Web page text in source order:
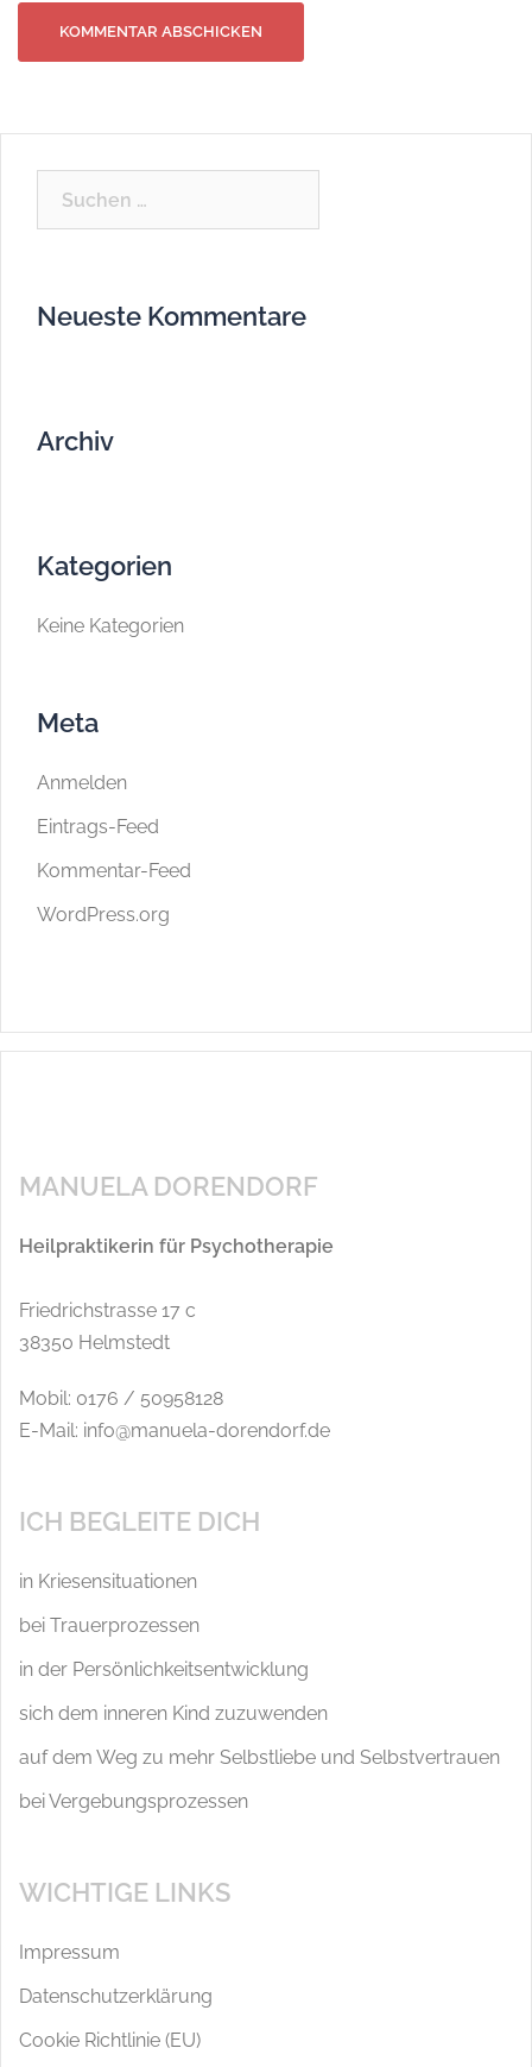
Neueste Kommentare
Archiv
Kategorien
Keine Kategorien
Meta
Anmelden
Eintrags-Feed
Kommentar-Feed
WordPress.org
MANUELA DORENDORF
Heilpraktikerin für Psychotherapie
Friedrichstrasse 17 c
38350 Helmstedt
Mobil: 0176 / 50958128
E-Mail: info@manuela-dorendorf.de
ICH BEGLEITE DICH
in Kriesensituationen
bei Trauerprozessen
in der Persönlichkeitsentwicklung
sich dem inneren Kind zuzuwenden
auf dem Weg zu mehr Selbstliebe und Selbstvertrauen
bei Vergebungsprozessen
WICHTIGE LINKS
Impressum
Datenschutzerklärung
Cookie Richtlinie (EU)